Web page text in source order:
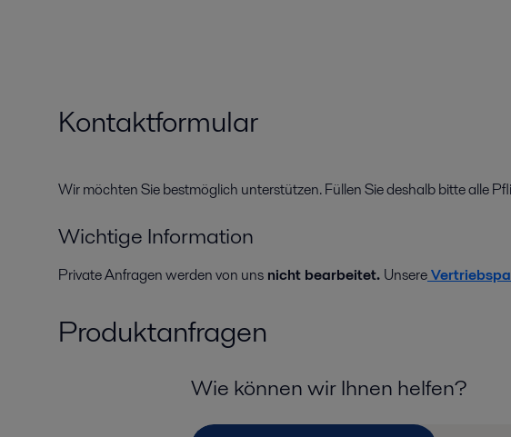
Kontaktformular
Wir möchten Sie bestmöglich unterstützen. Füllen Sie deshalb bitte alle
Wichtige Information
Private Anfragen werden von uns nicht bearbeitet. Unsere
Produktanfragen
Wie können wir Ihnen helfen?